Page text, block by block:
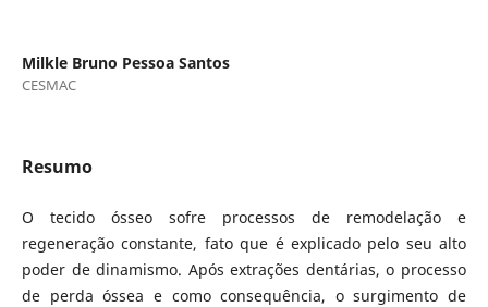
Milkle Bruno Pessoa Santos
CESMAC
Resumo
O tecido ósseo sofre processos de remodelação e
regeneração constante, fato que é explicado pelo seu alto
poder de dinamismo. Após extrações dentárias, o processo
de perda óssea e como consequência, o surgimento de